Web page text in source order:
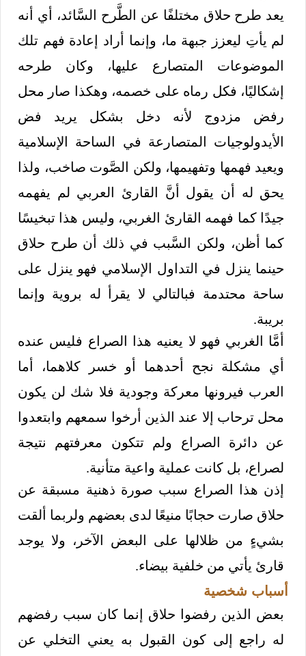
يعد طرح حلاق مختلفًا عن الطَّرح السَّائد، أي أنه
لم يأتِ ليعزز جبهة ما، وإنما أراد إعادة فهم تلك
الموضوعات المتصارع عليها، وكان طرحه
إشكاليًا، فكل رماه على خصمه، وهكذا صار محل
رفض مزدوج لأنه دخل بشكل يريد فض
الأيدولوجيات المتصارعة في الساحة الإسلامية
ويعيد فهمها وتفهيمها، ولكن الصَّوت صاخب، ولذا
يحق له أن يقول أنَّ القارئ العربي لم يفهمه
جيدًا كما فهمه القارئ الغربي، وليس هذا تبخيسًا
كما أظن، ولكن السَّبب في ذلك أن طرح حلاق
حينما ينزل في التداول الإسلامي فهو ينزل على
ساحة محتدمة فبالتالي لا يقرأ له بروية وإنما
بريبة.
أمَّا الغربي فهو لا يعنيه هذا الصراع فليس عنده
أي مشكلة نجح أحدهما أو خسر كلاهما، أما
العرب فيرونها معركة وجودية فلا شك لن يكون
محل ترحاب إلا عند الذين أرخوا سمعهم وابتعدوا
عن دائرة الصراع ولم تتكون معرفتهم نتيجة
لصراع، بل كانت عملية واعية متأنية.
إذن هذا الصراع سبب صورة ذهنية مسبقة عن
حلاق صارت حجابًا منيعًا لدى بعضهم ولربما ألقت
بشيءٍ من ظلالها على البعض الآخر، ولا يوجد
قارئ يأتي من خلفية بيضاء.
أسباب شخصية
بعض الذين رفضوا حلاق إنما كان سبب رفضهم
له راجع إلى كون القبول به يعني التخلي عن